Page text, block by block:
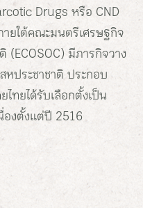
Drugs หรือ CND
ยใต้คณะมนตรีเศรษฐกิจ
(ECOSOC) มีภารกิจวาง
หประชาชาติ ประกอบ
ทยได้รับเลือกตั้งเป็น
องตั้งแต่ปี 2516